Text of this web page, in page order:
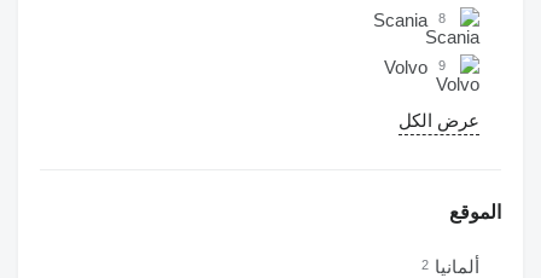
Scania 8
Volvo 9
عرض الكل
الموقع
ألمانيا 2